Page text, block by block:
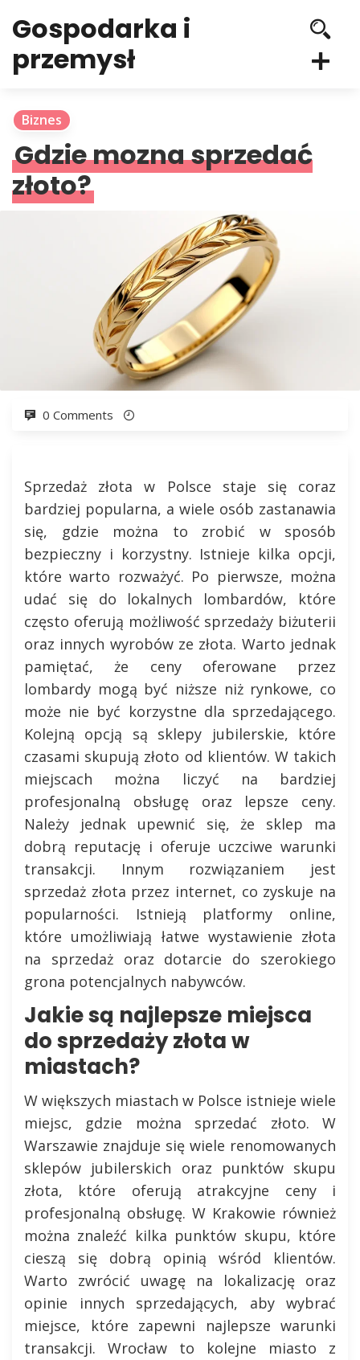
Gospodarka i
przemysł
Biznes
Gdzie mozna sprzedać
złoto?
0 Comments
Sprzedaż złota w Polsce staje się coraz
bardziej popularna, a wiele osób zastanawia
się, gdzie można to zrobić w sposób
bezpieczny i korzystny. Istnieje kilka opcji,
które warto rozważyć. Po pierwsze, można
udać się do lokalnych lombardów, które
często oferują możliwość sprzedaży biżuterii
oraz innych wyrobów ze złota. Warto jednak
pamiętać, że ceny oferowane przez
lombardy mogą być niższe niż rynkowe, co
może nie być korzystne dla sprzedającego.
Kolejną opcją są sklepy jubilerskie, które
czasami skupują złoto od klientów. W takich
miejscach można liczyć na bardziej
profesjonalną obsługę oraz lepsze ceny.
Należy jednak upewnić się, że sklep ma
dobrą reputację i oferuje uczciwe warunki
transakcji. Innym rozwiązaniem jest
sprzedaż złota przez internet, co zyskuje na
popularności. Istnieją platformy online,
które umożliwiają łatwe wystawienie złota
na sprzedaż oraz dotarcie do szerokiego
grona potencjalnych nabywców.
Jakie są najlepsze miejsca
do sprzedaży złota w
miastach?
W większych miastach w Polsce istnieje wiele
miejsc, gdzie można sprzedać złoto. W
Warszawie znajduje się wiele renomowanych
sklepów jubilerskich oraz punktów skupu
złota, które oferują atrakcyjne ceny i
profesjonalną obsługę. W Krakowie również
można znaleźć kilka punktów skupu, które
cieszą się dobrą opinią wśród klientów.
Warto zwrócić uwagę na lokalizację oraz
opinie innych sprzedających, aby wybrać
miejsce, które zapewni najlepsze warunki
transakcji. Wrocław to kolejne miasto z